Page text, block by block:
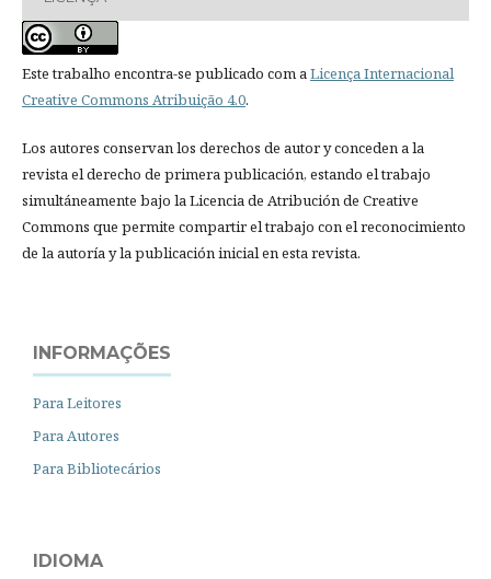
Este trabalho encontra-se publicado com a Licença Internacional
Creative Commons Atribuição 4.0.
Los autores conservan los derechos de autor y conceden a la
revista el derecho de primera publicación, estando el trabajo
simultáneamente bajo la Licencia de Atribución de Creative
Commons que permite compartir el trabajo con el reconocimiento
de la autoría y la publicación inicial en esta revista.
INFORMAÇÕES
Para Leitores
Para Autores
Para Bibliotecários
IDIOMA